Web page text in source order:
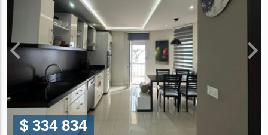
$ 334 834